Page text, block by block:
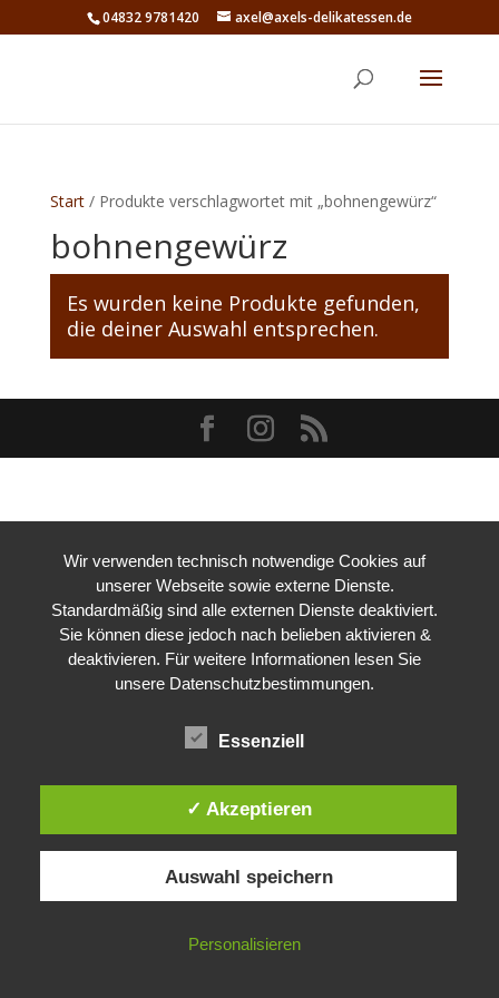
04832 9781420 axel@axels-delikatessen.de
Start/ Produkte verschlagwortet mit „bohnengewürz“
bohnengewürz
Es wurden keine Produkte gefunden,
die deiner Auswahl entsprechen.
Wir verwenden technisch notwendige Cookies auf
unserer Webseite sowie externe Dienste.
Standardmäßig sind alle externen Dienste deaktiviert.
Sie können diese jedoch nach belieben aktivieren &
deaktivieren. Für weitere Informationen lesen Sie
unsere Datenschutzbestimmungen.
Essenziell
✓ Akzeptieren
Auswahl speichern
Personalisieren